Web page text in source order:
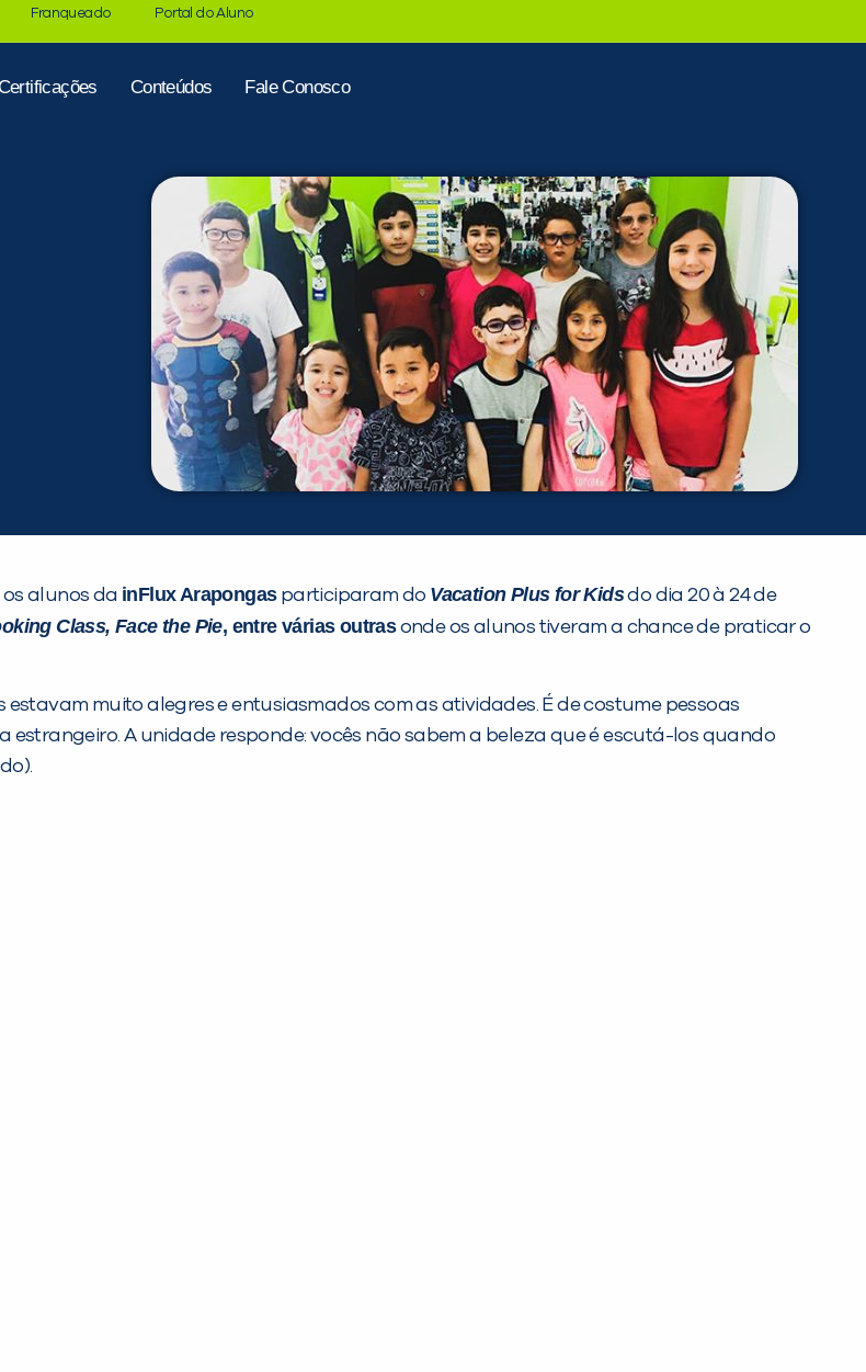
Franqueado Portal do Aluno
Conteúdos Fale Conosco
os alunos da inFlux Arapongasparticiparam do Vacation Plus for Kidsdo dia 20 à 24 de
Class, Face the Pie, entre várias outrasonde os alunos tiveram a chance de praticar o
muito alegres e entusiasmados com as atividades. É de costume pessoas
estrangeiro. A unidade responde: vocês não sabem a beleza que é escutá-los quando